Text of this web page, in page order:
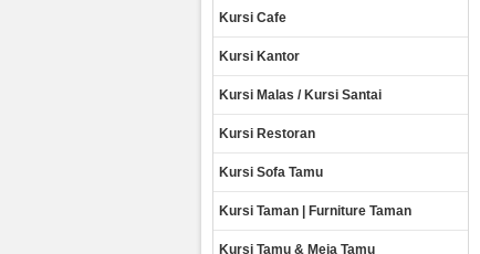
Kursi Cafe
Kursi Kantor
Kursi Malas / Kursi Santai
Kursi Restoran
Kursi Sofa Tamu
Kursi Taman | Furniture Taman
Kursi Tamu & Meja Tamu